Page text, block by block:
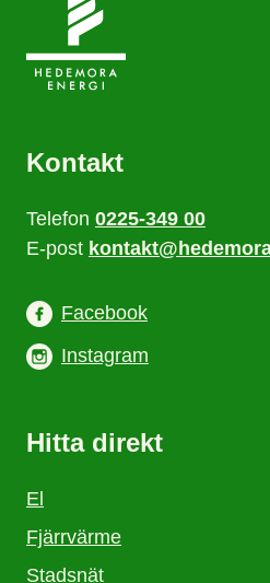
Kontakt
Telefon 0225-349 00
E-post
Facebook
Instagram
Hitta direkt
El
Fjärrvärme
Stadsnät